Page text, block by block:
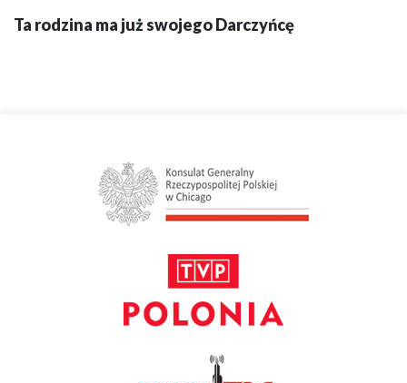
Ta rodzina ma już swojego Darczyńcę